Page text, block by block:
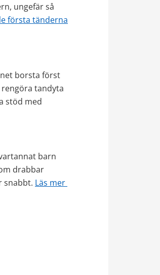
ungefär så
första tänderna
borsta först
tandyta
stöd med
barn
drabbar
snabbt. Läs mer